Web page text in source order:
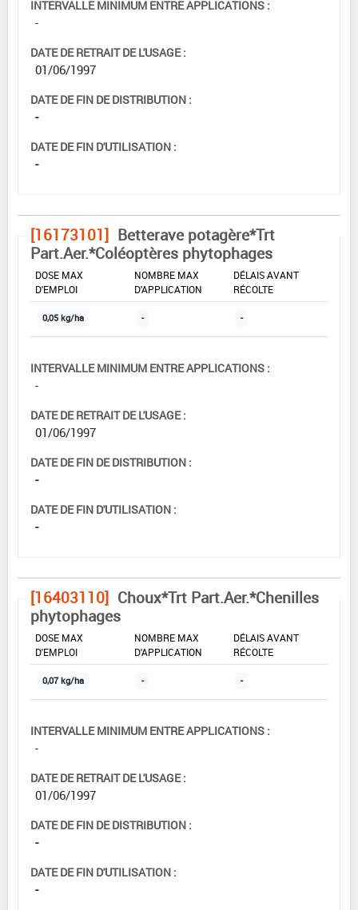
INTERVALLE MINIMUM ENTRE APPLICATIONS :
-
DATE DE RETRAIT DE L'USAGE :
01/06/1997
DATE DE FIN DE DISTRIBUTION :
-
DATE DE FIN D'UTILISATION :
-
[16173101] Betterave potagère*Trt
Part.Aer.*Coléoptères phytophages
DOSE MAX
D'EMPLOI
NOMBRE MAX
D'APPLICATION
DÉLAIS AVANT
RÉCOLTE
0,05 kg/ha - -
INTERVALLE MINIMUM ENTRE APPLICATIONS :
-
DATE DE RETRAIT DE L'USAGE :
01/06/1997
DATE DE FIN DE DISTRIBUTION :
-
DATE DE FIN D'UTILISATION :
-
[16403110] Choux*Trt Part.Aer.*Chenilles
phytophages
DOSE MAX
D'EMPLOI
NOMBRE MAX
D'APPLICATION
DÉLAIS AVANT
RÉCOLTE
0,07 kg/ha - -
INTERVALLE MINIMUM ENTRE APPLICATIONS :
-
DATE DE RETRAIT DE L'USAGE :
01/06/1997
DATE DE FIN DE DISTRIBUTION :
-
DATE DE FIN D'UTILISATION :
-